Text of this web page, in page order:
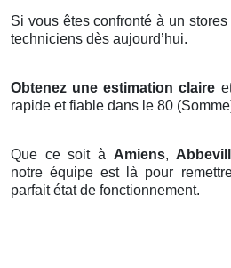
Si vous êtes confronté à un
techniciens dès aujourd’hui.
Obtenez une estimation claire
rapide et fiable dans le 80
Que ce soit à Amiens,
notre équipe est là pour
parfait état de fonctionnement.